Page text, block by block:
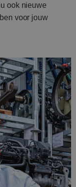
ook nieuwe
voor jouw